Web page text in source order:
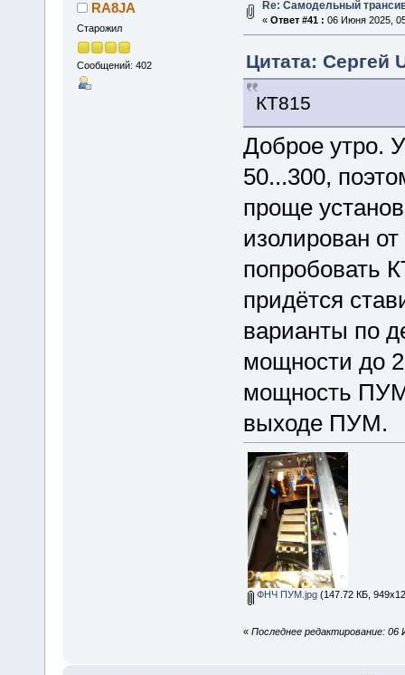
RA8JA
Старожил
Сообщений: 402
Re: Самодельный
« Ответ #41 : 06 Июня 2025,
Цитата: Сергей
КТ815
Доброе утро.
50...300,
проще
изолирован
попробовать
придётся
варианты по
мощности до
мощность
выходе ПУМ.
ФНЧ ПУМ.jpg(147.72 КБ,
« Последнее редактирование: